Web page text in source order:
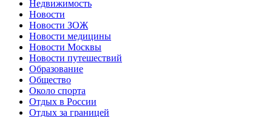
Недвижимость
Новости
Новости ЗОЖ
Новости медицины
Новости Москвы
Новости путешествий
Образование
Общество
Около спорта
Отдых в России
Отдых за границей